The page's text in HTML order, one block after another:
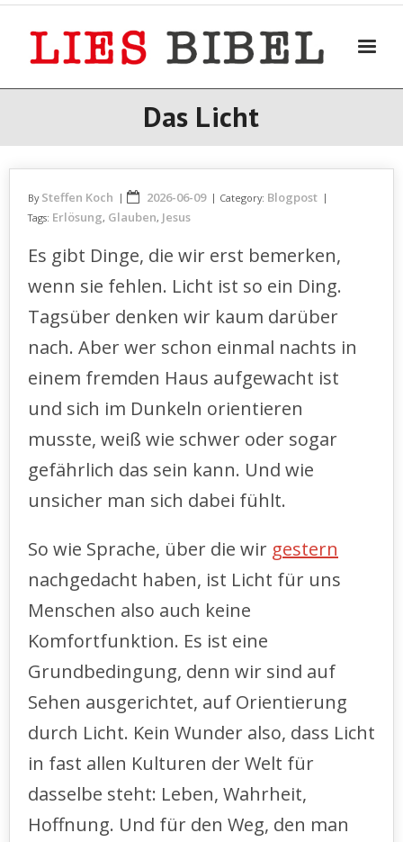
Skip
Das Licht
By Steffen Koch 2026-06-09 Category: Blogpost
Tags: Erlösung, Glauben, Jesus
Es gibt Dinge, die wir erst bemerken,
wenn sie fehlen. Licht ist so ein Ding.
Tagsüber denken wir kaum darüber
nach. Aber wer schon einmal nachts in
einem fremden Haus aufgewacht ist
und sich im Dunkeln orientieren
musste, weiß wie schwer oder sogar
gefährlich das sein kann. Und wie
unsicher man sich dabei fühlt.
So wie Sprache, über die wir gestern
nachgedacht haben, ist Licht für uns
Menschen also auch keine
Komfortfunktion. Es ist eine
Grundbedingung, denn wir sind auf
Sehen ausgerichtet, auf Orientierung
durch Licht. Kein Wunder also, dass Licht
in fast allen Kulturen der Welt für
dasselbe steht: Leben, Wahrheit,
Hoffnung. Und für den Weg, den man